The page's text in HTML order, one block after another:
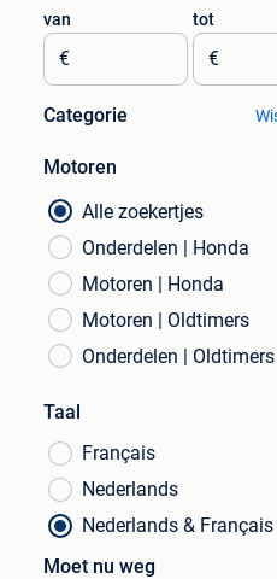
van
€
tot
€
Categorie
Motoren
Alle zoekertjes
Onderdelen | Honda
Motoren | Honda
Motoren | Oldtimers
Onderdelen | Oldtimers
Taal
Français
Nederlands
Nederlands & Français
Moet nu weg